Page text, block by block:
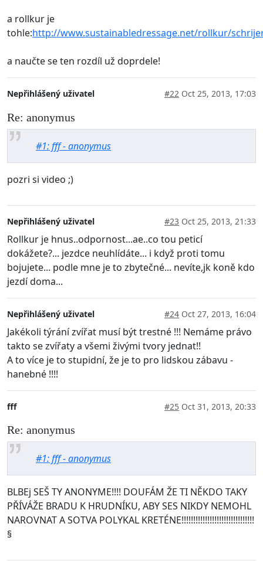
a rollkur je
tohle:http://www.sustainabledressage.net/rollkur/
a naučte se ten rozdíl už doprdele!
Nepřihlášený uživatel #22 Oct 25, 2013, 17:03
Re: anonymus
#1: fff - anonymus
pozri si video ;)
Nepřihlášený uživatel #23 Oct 25, 2013, 21:33
Rollkur je hnus..odpornost...ae..co tou peticí
dokážete?... jezdce neuhlídáte... i když proti tomu
bojujete... podle mne je to zbytečné... nevíte,jk koně kdo
jezdí doma...
Nepřihlášený uživatel #24 Oct 27, 2013, 16:04
Jakékoli týrání zvířat musí být trestné !!! Nemáme právo
takto se zvířaty a všemi živými tvory jednat!!
A to více je to stupidní, že je to pro lidskou zábavu -
hanebné !!!!
fff #25 Oct 31, 2013, 20:33
Re: anonymus
#1: fff - anonymus
BLBEj SEŠ TY ANONYME!!!! DOUFÁM ŽE TI NĚKDO TAKY
PŘÍVÁŽE BRADU K HRUDNÍKU, ABY SES NIKDY NEMOHL
NAROVNAT A SOTVA POLYKAL KRETÉNE!!!!!!!!!!!!!!!!!!!!!!!!!!!!!!!
§